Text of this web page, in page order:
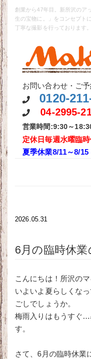
創業から47年目。新所沢のア
生の宝物に。」をコンセプト
丁寧な撮影を行っております。
お問い合わせ・ご
0120-
04-2995-
営業時間:9:30～
定休日毎週水曜臨
夏季休業8/11～8/15
2026.05.31
6月の臨時休
こんにちは！所沢の
いよいよ夏らしくな
ごしでしょうか。
梅雨入りはもうすぐ…
す。
さて、6月の臨時休業